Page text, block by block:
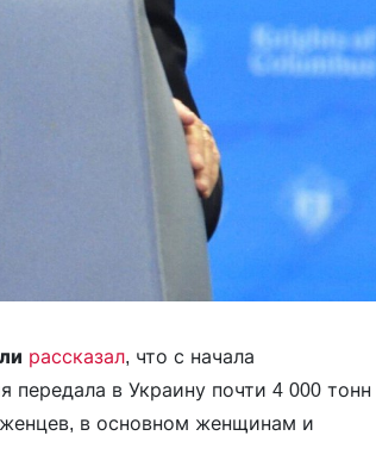
рассказал, что с начала
передала в Украину почти 4 000 тонн
в основном женщинам и